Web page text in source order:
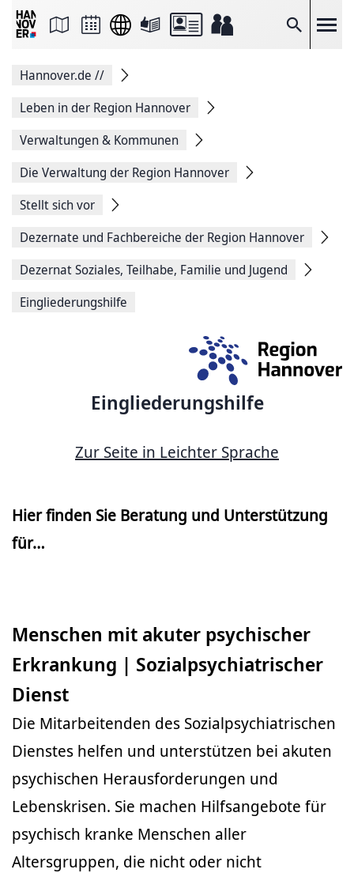
Suche
Seite
Facebook
teilen
Seitenlink
Seite
Hannover.de //
Leben in der Region Hannover
Verwaltungen & Kommunen
Die Verwaltung der Region Hannover
Stellt sich vor
Dezernate und Fachbereiche der Region Hannover
Dezernat Soziales, Teilhabe, Familie und Jugend
Eingliederungshilfe
Eingliederungshilfe
Zur Seite in Leichter Sprache
Hier finden Sie Beratung und Unterstützung
für…
Menschen mit akuter psychischer
Erkrankung | Sozialpsychiatrischer
Dienst
Die Mitarbeitenden des Sozialpsychiatrischen
Dienstes helfen und unterstützen bei akuten
psychischen Herausforderungen und
Lebenskrisen. Sie machen Hilfsangebote für
psychisch kranke Menschen aller
Altersgruppen, die nicht oder nicht